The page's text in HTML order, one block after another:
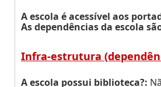
A escola é acessível aos
As dependências da escola
Infra-estrutura
A escola possui biblioteca?: